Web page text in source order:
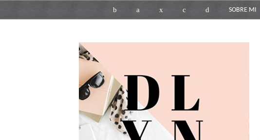
b a x c d SOBRE MI